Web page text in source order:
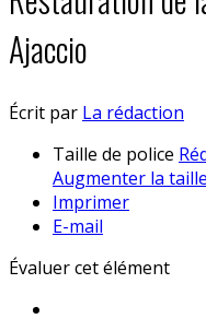
Ajaccio
Écrit par La rédaction
Taille de police
Augmenter la
Imprimer
E-mail
Évaluer cet élément